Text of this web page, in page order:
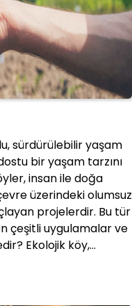
sürdürülebilir yaşam
bir yaşam tarzını
insan ile doğa
üzerindeki olumsuz
projelerdir. Bu tür
çeşitli uygulamalar ve
Ekolojik köy,…